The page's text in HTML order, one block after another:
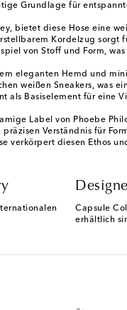
Grundlage für
bietet diese Hose eine
Kordelzug sorgt
von Stoff und Form,
eleganten Hemd und
weißen Sneakers, was
als Basiselement für eine
Label von Phoebe
Verständnis für
verkörpert diesen Ethos
Capsule
erhältlich